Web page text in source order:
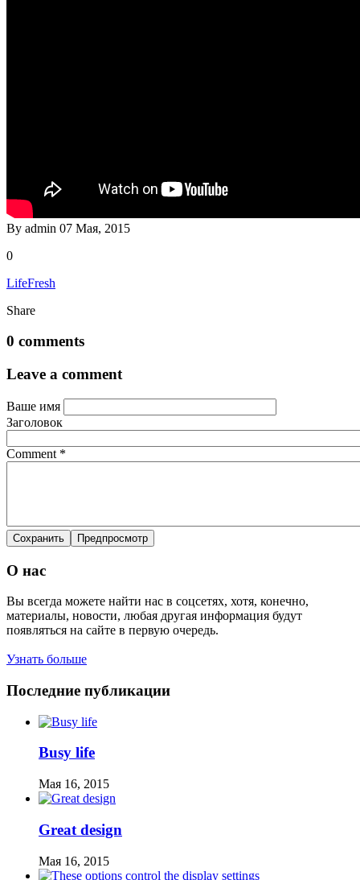
By admin 07 Мая, 2015
0
LifeFresh
Share
0 comments
Leave a comment
Ваше имя
Заголовок
Comment *
О нас
Вы всегда можете найти нас в соцсетях, хотя, конечно,
материалы, новости, любая другая информация будут
появляться на сайте в первую очередь.
Узнать больше
Последние публикации
Busy life
Мая 16, 2015
Great design
Мая 16, 2015